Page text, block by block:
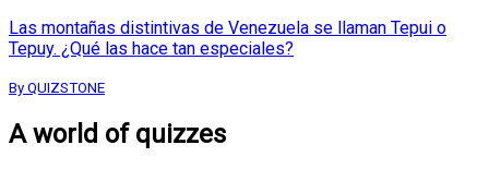
Las montañas distintivas de Venezuela se llaman Tepui o
Tepuy. ¿Qué las hace tan especiales?
By QUIZSTONE
A world of quizzes